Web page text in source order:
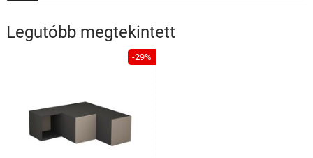
Legutóbb megtekintett
-29%